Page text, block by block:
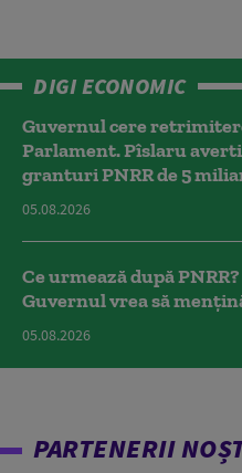
DIGI ECONOMIC
Guvernul cere
Parlament. Pîslaru
granturi PNRR de 5
05.08.2026
Ce urmează după
Guvernul vrea să
05.08.2026
PARTENERII